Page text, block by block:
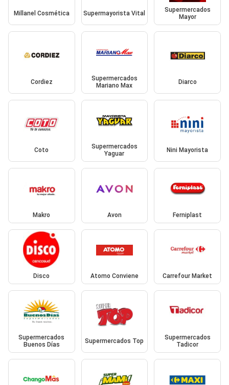
Millanel Cosmética Supermayorista Vital
Supermercados
Mayor
Cordiez
Supermercados
Mariano Max
Diarco
Coto
Supermercados
Yaguar
Nini Mayorista
Makro Avon Ferniplast
Disco Atomo Conviene Carrefour Market
Supermercados
Buenos Días
Supermercados Top
Supermercados
Tadicor